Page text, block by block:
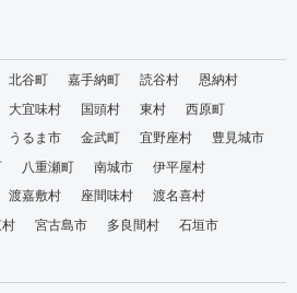
北谷町 嘉手納町 読谷村
恩納村
大宜味村 国頭村 東村
西原町
うるま市 金武町 宜野座村
豊見城市
八重瀬町 南城市
伊平屋村
渡嘉敷村 座間味村
渡名喜村
宮古島市 多良間村
石垣市